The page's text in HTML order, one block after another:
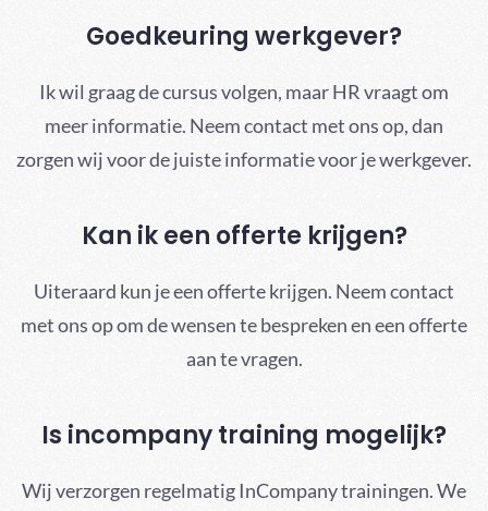
Goedkeuring werkgever?
Ik wil graag de cursus volgen, maar HR vraagt om
meer informatie. Neem contact met ons op, dan
zorgen wij voor de juiste informatie voor je werkgever.
Kan ik een offerte krijgen?
Uiteraard kun je een offerte krijgen. Neem contact
met ons op om de wensen te bespreken en een offerte
aan te vragen.
Is incompany training mogelijk?
Wij verzorgen regelmatig InCompany trainingen. We